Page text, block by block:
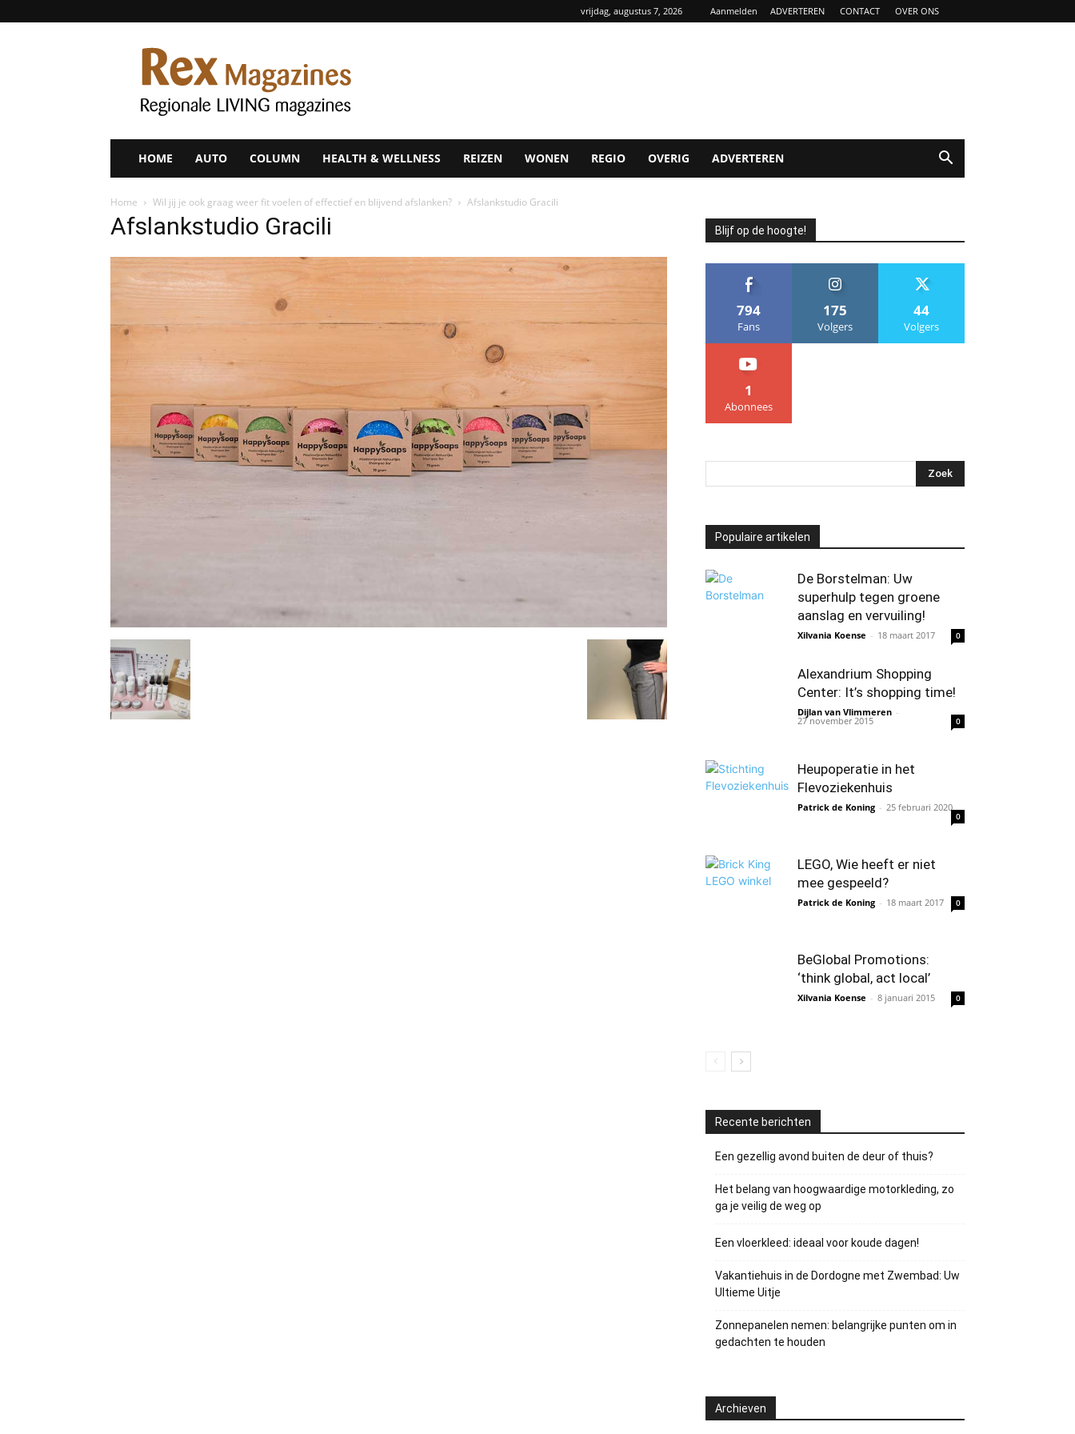
vrijdag, augustus 7, 2026 Aanmelden ADVERTEREN CONTACT OVER ONS
Rex
Magazines
HOME AUTO COLUMN HEALTH & WELLNESS REIZEN WONEN REGIO OVERIG ADVERTEREN
Home Wil jij je ook graag weer fit voelen of effectief en blijvend afslanken? Afslankstudio Gracili
Afslankstudio Gracili Blijf op de hoogte!
794
Fans
175
Volgers
44
Volgers
1
Abonnees
Populaire artikelen
De Borstelman: Uw
superhulp tegen groene
aanslag en vervuiling!
Xilvania Koense - 18 maart 2017 0
Alexandrium Shopping
Center: It’s shopping time!
Dijlan van Vlimmeren -
27 november 2015 0
Heupoperatie in het
Flevoziekenhuis
Patrick de Koning - 25 februari 2020
0
LEGO, Wie heeft er niet
mee gespeeld?
Patrick de Koning - 18 maart 2017 0
BeGlobal Promotions:
‘think global, act local’
Xilvania Koense - 8 januari 2015 0
Recente berichten
Een gezellig avond buiten de deur of thuis?
Het belang van hoogwaardige motorkleding, zo
ga je veilig de weg op
Een vloerkleed: ideaal voor koude dagen!
Vakantiehuis in de Dordogne met Zwembad: Uw
Ultieme Uitje
Zonnepanelen nemen: belangrijke punten om in
gedachten te houden
Archieven